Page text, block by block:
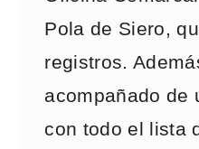
Pola de Siero,
registros.
acompañado de
con todo el lista